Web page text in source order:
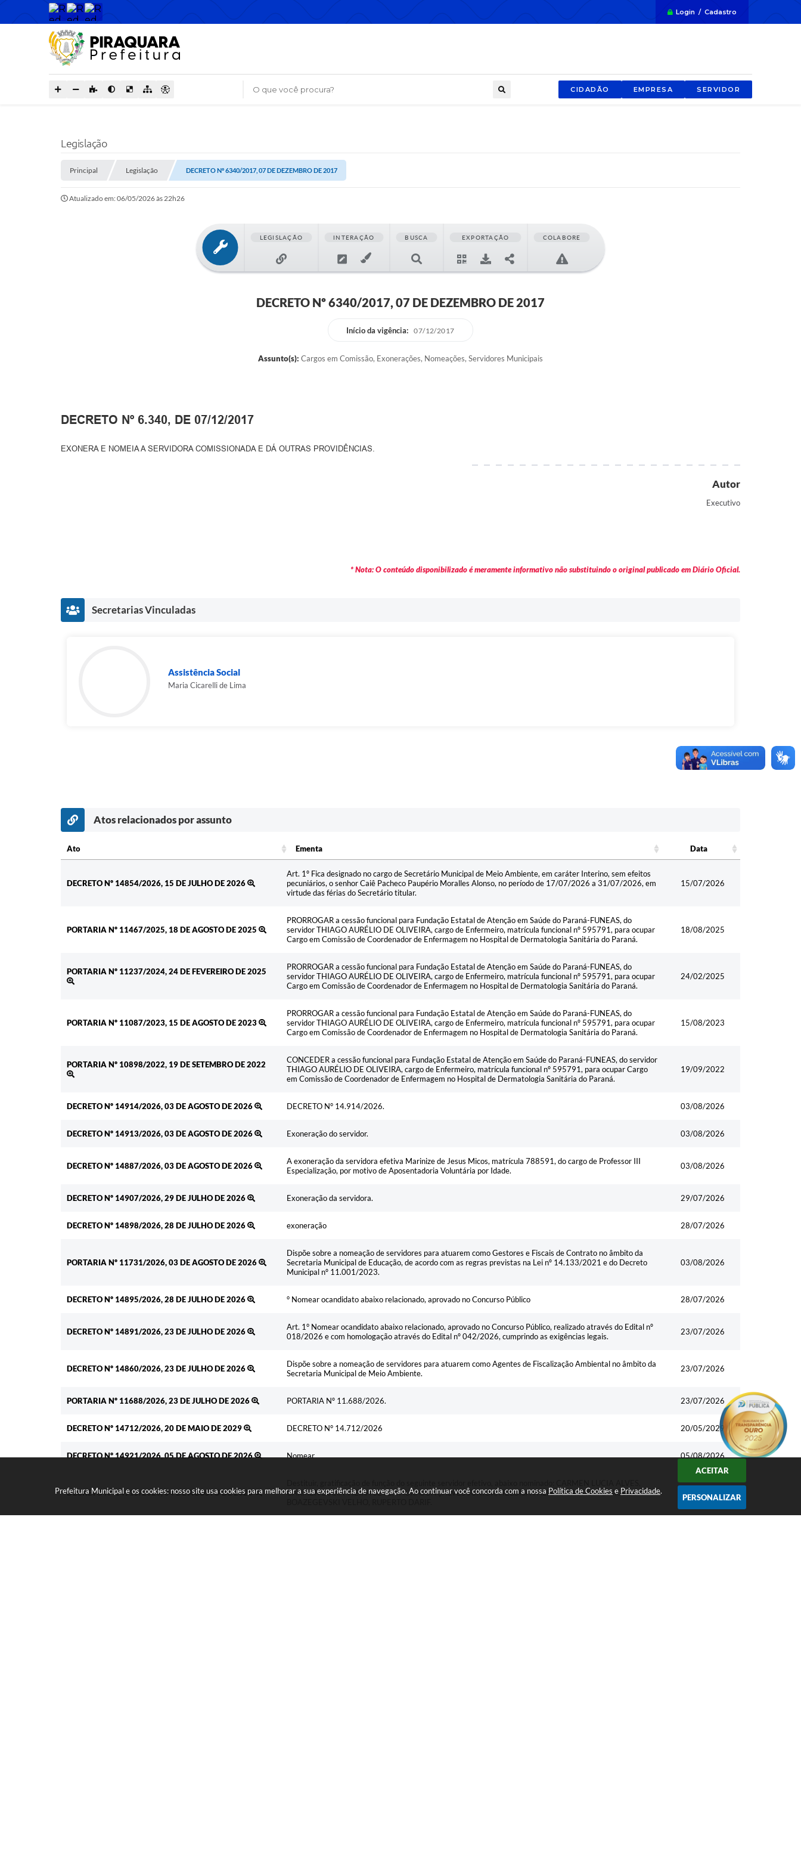
Prefeitura Municipal e os cookies: nosso site usa cookies para melhorar a sua experiência de navegação. Ao continuar você concorda com a nossa Política de Cookies e Privacidade.
ACEITAR
PERSONALIZAR
Login / Cadastro
O que você procura? CIDADÃO EMPRESA SERVIDOR
Legislação
Principal Legislação DECRETO Nº 6340/2017, 07 DE DEZEMBRO DE 2017
Atualizado em: 06/05/2026 às 22h26
LEGISLAÇÃO INTERAÇÃO BUSCA EXPORTAÇÃO COLABORE
DECRETO Nº 6340/2017, 07 DE DEZEMBRO DE 2017
Início da vigência: 07/12/2017
Assunto(s): Cargos em Comissão, Exonerações, Nomeações, Servidores Municipais
DECRETO Nº 6.340, DE 07/12/2017
EXONERA E NOMEIA A SERVIDORA COMISSIONADA E DÁ OUTRAS PROVIDÊNCIAS.
Autor
Executivo
* Nota: O conteúdo disponibilizado é meramente informativo não substituindo o original publicado em Diário Oficial.
Secretarias Vinculadas
Assistência Social
Maria Cicarelli de Lima
Atos relacionados por assunto
Ato Ementa
Data
DECRETO Nº 14854/2026, 15 DE JULHO DE 2026
Art. 1º Fica designado no cargo de Secretário Municipal de Meio Ambiente, em caráter Interino, sem efeitos
pecuniários, o senhor Caiê Pacheco Paupério Moralles Alonso, no período de 17/07/2026 a 31/07/2026, em
virtude das férias do Secretário titular.
15/07/2026
PORTARIA Nº 11467/2025, 18 DE AGOSTO DE 2025
PRORROGAR a cessão funcional para Fundação Estatal de Atenção em Saúde do Paraná-FUNEAS, do
servidor THIAGO AURÉLIO DE OLIVEIRA, cargo de Enfermeiro, matrícula funcional nº 595791, para ocupar
Cargo em Comissão de Coordenador de Enfermagem no Hospital de Dermatologia Sanitária do Paraná.
18/08/2025
PORTARIA Nº 11237/2024, 24 DE FEVEREIRO DE 2025
PRORROGAR a cessão funcional para Fundação Estatal de Atenção em Saúde do Paraná-FUNEAS, do
servidor THIAGO AURÉLIO DE OLIVEIRA, cargo de Enfermeiro, matrícula funcional nº 595791, para ocupar
Cargo em Comissão de Coordenador de Enfermagem no Hospital de Dermatologia Sanitária do Paraná.
24/02/2025
PORTARIA Nº 11087/2023, 15 DE AGOSTO DE 2023
PRORROGAR a cessão funcional para Fundação Estatal de Atenção em Saúde do Paraná-FUNEAS, do
servidor THIAGO AURÉLIO DE OLIVEIRA, cargo de Enfermeiro, matrícula funcional nº 595791, para ocupar
Cargo em Comissão de Coordenador de Enfermagem no Hospital de Dermatologia Sanitária do Paraná.
15/08/2023
PORTARIA Nº 10898/2022, 19 DE SETEMBRO DE 2022
CONCEDER a cessão funcional para Fundação Estatal de Atenção em Saúde do Paraná-FUNEAS, do servidor
THIAGO AURÉLIO DE OLIVEIRA, cargo de Enfermeiro, matrícula funcional nº 595791, para ocupar Cargo
em Comissão de Coordenador de Enfermagem no Hospital de Dermatologia Sanitária do Paraná.
19/09/2022
DECRETO Nº 14914/2026, 03 DE AGOSTO DE 2026 DECRETO N° 14.914/2026. 03/08/2026
DECRETO Nº 14913/2026, 03 DE AGOSTO DE 2026 Exoneração do servidor. 03/08/2026
DECRETO Nº 14887/2026, 03 DE AGOSTO DE 2026
A exoneração da servidora efetiva Marinize de Jesus Micos, matrícula 788591, do cargo de Professor III
Especialização, por motivo de Aposentadoria Voluntária por Idade.
03/08/2026
DECRETO Nº 14907/2026, 29 DE JULHO DE 2026 Exoneração da servidora. 29/07/2026
DECRETO Nº 14898/2026, 28 DE JULHO DE 2026 exoneração 28/07/2026
PORTARIA Nº 11731/2026, 03 DE AGOSTO DE 2026
Dispõe sobre a nomeação de servidores para atuarem como Gestores e Fiscais de Contrato no âmbito da
Secretaria Municipal de Educação, de acordo com as regras previstas na Lei nº 14.133/2021 e do Decreto
Municipal nº 11.001/2023.
03/08/2026
DECRETO Nº 14895/2026, 28 DE JULHO DE 2026 ° Nomear ocandidato abaixo relacionado, aprovado no Concurso Público 28/07/2026
DECRETO Nº 14891/2026, 23 DE JULHO DE 2026
Art. 1° Nomear ocandidato abaixo relacionado, aprovado no Concurso Público, realizado através do Edital nº
018/2026 e com homologação através do Edital nº 042/2026, cumprindo as exigências legais.
23/07/2026
DECRETO Nº 14860/2026, 23 DE JULHO DE 2026
Dispõe sobre a nomeação de servidores para atuarem como Agentes de Fiscalização Ambiental no âmbito da
Secretaria Municipal de Meio Ambiente.
23/07/2026
PORTARIA Nº 11688/2026, 23 DE JULHO DE 2026 PORTARIA Nº 11.688/2026. 23/07/2026
DECRETO Nº 14712/2026, 20 DE MAIO DE 2029 DECRETO N° 14.712/2026 20/05/2029
DECRETO Nº 14921/2026, 05 DE AGOSTO DE 2026 Nomear 05/08/2026
DECRETO Nº 14915/2026, 04 DE AGOSTO DE 2026
CARMEN LUCIA VIEIRA SEVE, FAURI GONÇALVES JUNIOR, HELOISA PALHAO CASTILHA, PAOLLA
04/08/2026